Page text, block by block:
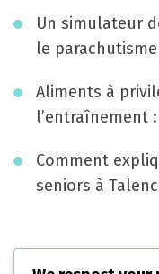
o
Un simulateur
le parachutisme
Aliments à
l’entraînement
Comment
seniors à
Catégories